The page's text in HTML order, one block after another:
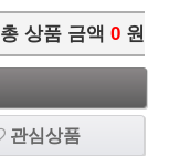
총 상품 금액 0 원
관심상품